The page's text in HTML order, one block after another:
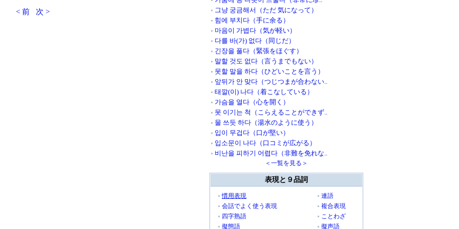
< 前 次 >
그냥 궁금해서（ただ 気になって）
힘에 부치다（手に余る）
마음이 가볍다（気が軽い）
다를 바(가) 없다（同じだ）
긴장을 풀다（緊張をほぐす）
말할 것도 없다（言うまでもない）
못할 말을 하다（ひどいことを言う）
앞뒤가 안 맞다（つじつまが合わない..
태깔(이) 나다（着こなしている）
가슴을 열다（心を開く）
못 이기는 척（こらえることができず..
물 쓰듯 하다（湯水のように使う）
입이 무겁다（口が堅い）
입소문이 나다（口コミが広がる）
비난을 피하기 어렵다（非難を免れな..
＜一覧を見る＞
表現と９品詞
慣用表現
連語
会話でよく使う表現
複合表現
四字熟語
ことわざ
擬態語
擬声語